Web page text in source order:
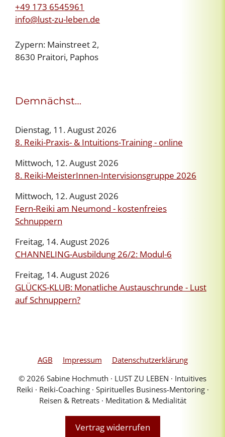
+49 173 6545961
info@lust-zu-leben.de
Zypern: Mainstreet 2,
8630 Praitori, Paphos
Demnächst…
Dienstag, 11. August 2026
8. Reiki-Praxis- & Intuitions-Training - online
Mittwoch, 12. August 2026
8. Reiki-MeisterInnen-Intervisionsgruppe 2026
Mittwoch, 12. August 2026
Fern-Reiki am Neumond - kostenfreies
Schnuppern
Freitag, 14. August 2026
CHANNELING-Ausbildung 26/2: Modul-6
Freitag, 14. August 2026
GLÜCKS-KLUB: Monatliche Austauschrunde - Lust
auf Schnuppern?
AGB Impressum
Datenschutzerklärung
© 2026 Sabine Hochmuth ∙ LUST ZU LEBEN ∙ Intuitives
Reiki ∙ Reiki-Coaching ∙ Spirituelles Business-Mentoring ∙
Reisen & Retreats ∙ Meditation & Medialität
Vertrag widerrufen